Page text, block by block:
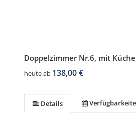
Doppelzimmer Nr.6, mit
heute ab 138,00 €
Details